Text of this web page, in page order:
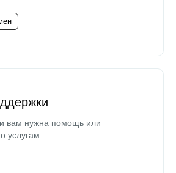
вам нужна помощь или
услугам.